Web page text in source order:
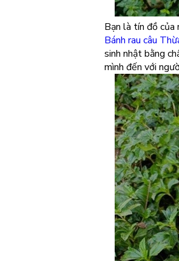
Bạn là tín đồ của
Bánh rau câu
sinh nhật bằng
mình đến với